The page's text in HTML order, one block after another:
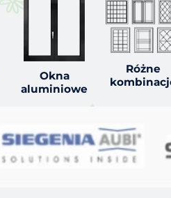
Okna
aluminiowe
Różne